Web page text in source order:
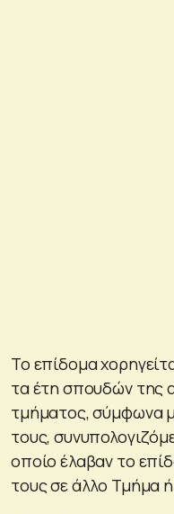
Το επίδομα
τα έτη σπουδών της
τμήματος, σύμφωνα
τους,
οποίο έλαβαν το
τους σε άλλο Τμήμα